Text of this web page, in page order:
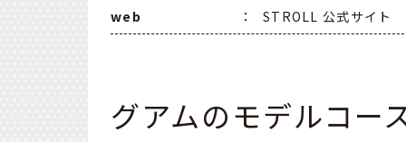
web ： STROLL 公式サイト
グアムのモデルコー